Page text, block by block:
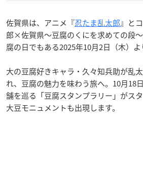
佐賀県は、アニメ『忍たま乱太郎』と
郎×佐賀県～豆腐のくにを求めての段
腐の日でもある2025年10月2日（木）よ
大の豆腐好きキャラ・久々知兵助が乱
れ、豆腐の魅力を味わう旅へ。10月18
舗を巡る「豆腐スタンプラリー」がス
大豆モニュメントも出現します。